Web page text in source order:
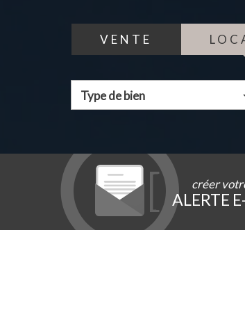
VENTE
Type de bien
créer
ALERTE